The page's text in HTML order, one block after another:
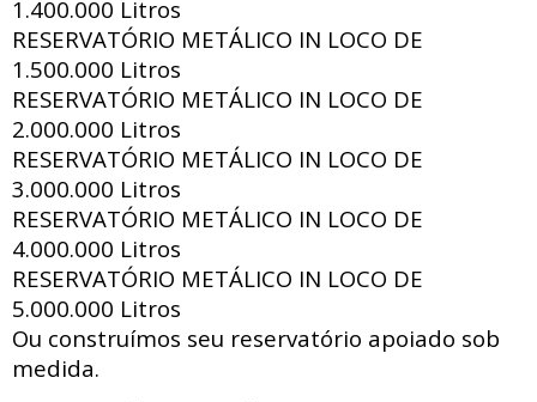
1.400.000 Litros
RESERVATÓRIO METÁLICO IN LOCO DE
1.500.000 Litros
RESERVATÓRIO METÁLICO IN LOCO DE
2.000.000 Litros
RESERVATÓRIO METÁLICO IN LOCO DE
3.000.000 Litros
RESERVATÓRIO METÁLICO IN LOCO DE
4.000.000 Litros
RESERVATÓRIO METÁLICO IN LOCO DE
5.000.000 Litros
Ou construímos seu reservatório apoiado sob
medida.